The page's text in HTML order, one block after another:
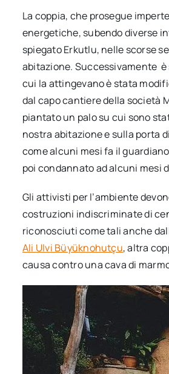
La coppia, che prosegue
energetiche, subendo diverse
spiegato Erkutlu, nelle scorse
abitazione. Successivamente
cui la attingevano è stata
dal capo cantiere della società
piantato un palo su cui sono
nostra abitazione e sulla porta
come alcuni mesi fa il
poi condannato ad alcuni mesi
Gli attivisti per l’ambiente
costruzioni indiscriminate di
riconosciuti come tali anche
Ali Ulvi Büyüknohutçu, altra
causa contro una cava di